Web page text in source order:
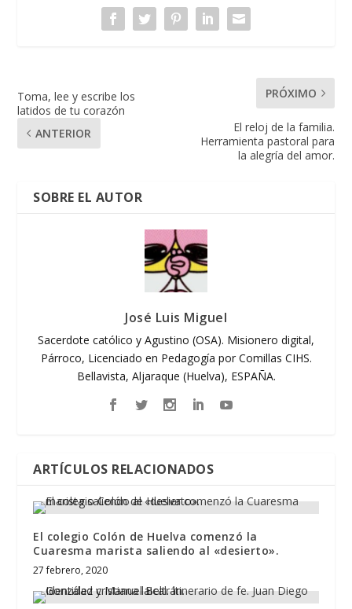
Toma, lee y escribe los
latidos de tu corazón
ANTERIOR
PRÓXIMO
El reloj de la familia.
Herramienta pastoral para
la alegría del amor.
SOBRE EL AUTOR
José Luis Miguel
Sacerdote católico y Agustino (OSA). Misionero digital,
Párroco, Licenciado en Pedagogía por Comillas CIHS.
Bellavista, Aljaraque (Huelva), ESPAÑA.
ARTÍCULOS RELACIONADOS
El colegio Colón de Huelva comenzó la
Cuaresma marista saliendo al «desierto».
27 febrero, 2020